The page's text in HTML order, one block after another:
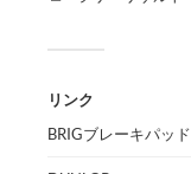
リンク
BRIGブレーキパッド